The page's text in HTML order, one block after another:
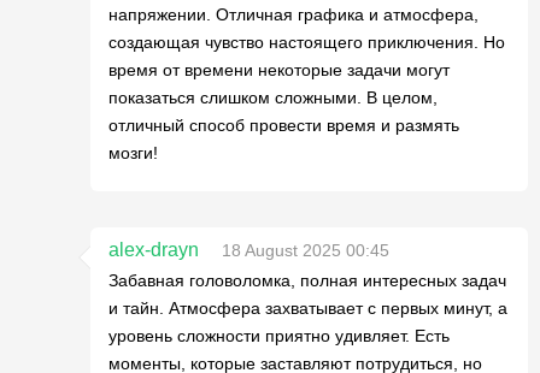
напряжении. Отличная графика и атмосфера,
создающая чувство настоящего приключения. Но
время от времени некоторые задачи могут
показаться слишком сложными. В целом,
отличный способ провести время и размять
мозги!
alex-drayn
18 August 2025 00:45
Забавная головоломка, полная интересных задач
и тайн. Атмосфера захватывает с первых минут, а
уровень сложности приятно удивляет. Есть
моменты, которые заставляют потрудиться, но